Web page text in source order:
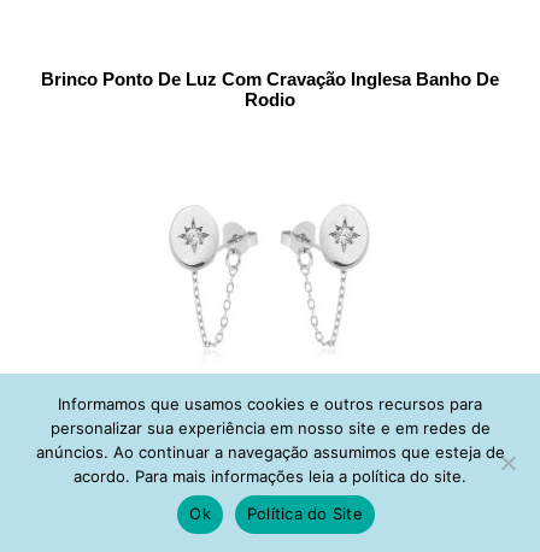
Brinco Ponto De Luz Com Cravação Inglesa Banho De
Rodio
Brinco Chain de Medalha Com Zirconia Banho Rodio Semi
Joia
Informamos que usamos cookies e outros recursos para
personalizar sua experiência em nosso site e em redes de
anúncios. Ao continuar a navegação assumimos que esteja de
acordo. Para mais informações leia a política do site.
Ok
Política do Site